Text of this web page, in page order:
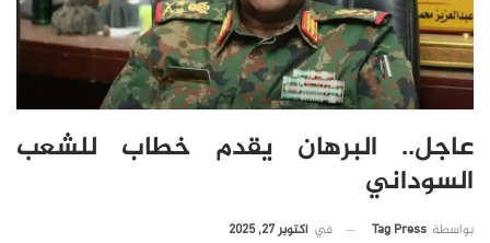
عاجل.. البرهان يقدم خطاب للشعب
السوداني
بواسطة Tag Press في أكتوبر 27, 2025